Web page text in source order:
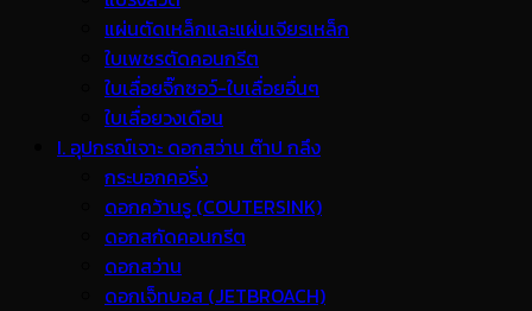
แผ่นตัดเหล็กและแผ่นเจียรเหล็ก
ใบเพชรตัดคอนกรีต
ใบเลื่อยจิ๊กซอว์-ใบเลื่อยอื่นๆ
ใบเลื่อยวงเดือน
I. อุปกรณ์เจาะ ดอกสว่าน ต๊าป กลึง
กระบอกคอริ่ง
ดอกคว้านรู (COUTERSINK)
ดอกสกัดคอนกรีต
ดอกสว่าน
ดอกเจ็ทบอส (JETBROACH)